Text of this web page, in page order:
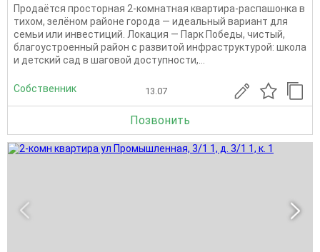
Продаётся просторная 2-комнатная квартира-распашонка в
тихом, зелёном районе города — идеальный вариант для
семьи или инвестиций. Локация — Парк Победы, чистый,
благоустроенный район с развитой инфраструктурой: школа
и детский сад в шаговой доступности,...
Собственник 13.07
Позвонить